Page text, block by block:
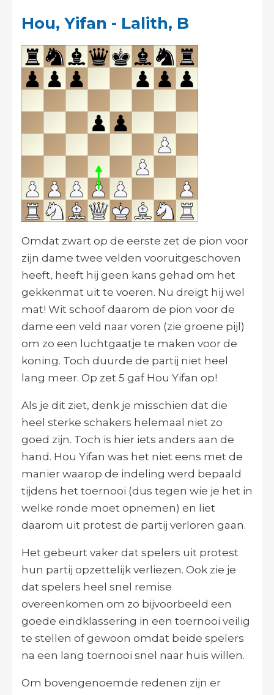
Hou, Yifan - Lalith, B
Omdat zwart op de eerste zet de pion voor
zijn dame twee velden vooruitgeschoven
heeft, heeft hij geen kans gehad om het
gekkenmat uit te voeren. Nu dreigt hij wel
mat! Wit schoof daarom de pion voor de
dame een veld naar voren (zie groene pijl)
om zo een luchtgaatje te maken voor de
koning. Toch duurde de partij niet heel
lang meer. Op zet 5 gaf Hou Yifan op!
Als je dit ziet, denk je misschien dat die
heel sterke schakers helemaal niet zo
goed zijn. Toch is hier iets anders aan de
hand. Hou Yifan was het niet eens met de
manier waarop de indeling werd bepaald
tijdens het toernooi (dus tegen wie je het in
welke ronde moet opnemen) en liet
daarom uit protest de partij verloren gaan.
Het gebeurt vaker dat spelers uit protest
hun partij opzettelijk verliezen. Ook zie je
dat spelers heel snel remise
overeenkomen om zo bijvoorbeeld een
goede eindklassering in een toernooi veilig
te stellen of gewoon omdat beide spelers
na een lang toernooi snel naar huis willen.
Om bovengenoemde redenen zijn er